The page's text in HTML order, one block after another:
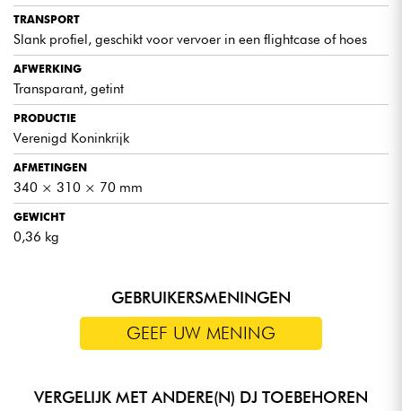
TRANSPORT
Slank profiel, geschikt voor vervoer in een flightcase of hoes
AFWERKING
Transparant, getint
PRODUCTIE
Verenigd Koninkrijk
AFMETINGEN
340 × 310 × 70 mm
GEWICHT
0,36 kg
GEBRUIKERSMENINGEN
GEEF UW MENING
VERGELIJK MET ANDERE(N) DJ TOEBEHOREN